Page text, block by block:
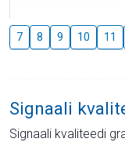
7 8 9 10 11
Signaali
Signaali kvaliteedi